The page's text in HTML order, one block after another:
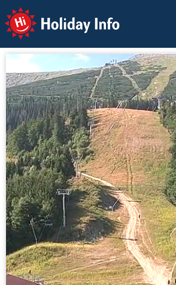
Holiday Info